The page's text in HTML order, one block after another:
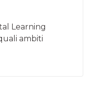
Learning
ambiti